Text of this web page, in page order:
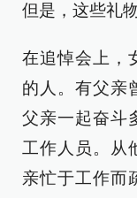
但是，这些礼
在追悼会上，
的人。有父亲
父亲一起奋斗
工作人员。从
亲忙于工作而